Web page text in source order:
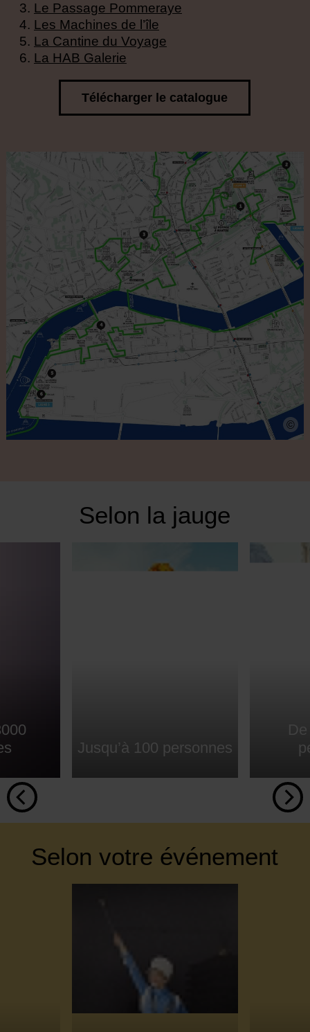
Le Passage Pommeraye
Les Machines de l’île
La Cantine du Voyage
La HAB Galerie
Télécharger le catalogue
©
Selon la jauge
Jusqu’à 100 personnes
Selon votre événement